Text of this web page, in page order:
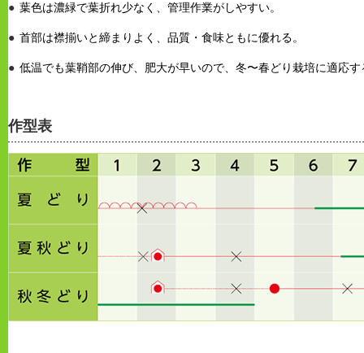
葉色は濃緑で葉折れ少なく、管理作業がしやすい。
首部は襟揃いと締まりよく、品質・食味ともに優れる。
低温でも葉鞘部の伸び、肥大が早いので、冬〜春どり栽培に適応す
作型表